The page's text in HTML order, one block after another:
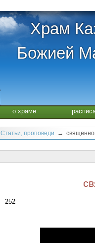
Храм
Божией
о храме
Статьи, проповеди →
252